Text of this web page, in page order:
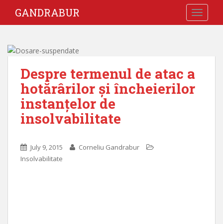
GANDRABUR
Despre termenul de atac a
hotărârilor și încheierilor
instanțelor de
insolvabilitate
July 9, 2015
Corneliu Gandrabur
Insolvabilitate